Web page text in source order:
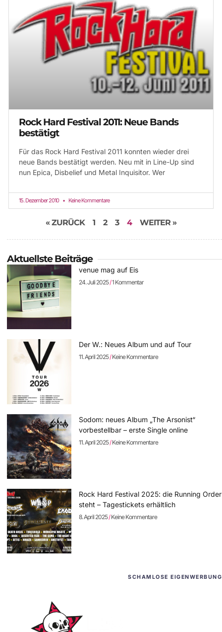
Rock Hard Festival 2011: Neue Bands
bestätigt
Für das Rock Hard Festival 2011 konnten wieder drei
neue Bands bestätigt werden. Neu mit in Line-Up sind
nun Epica, Disbelief und Metal Inquisitor. Wer
15. Dezember 2010 Keine Kommentare
« ZURÜCK 1 2 3 4 WEITER »
Aktuellste Beiträge
venue mag auf Eis
24. Juli 2025 1 Kommentar
Der W.: Neues Album und auf Tour
11. April 2025 Keine Kommentare
Sodom: neues Album „The Arsonist“
vorbestellbar – erste Single online
11. April 2025 Keine Kommentare
Rock Hard Festival 2025: die Running Order
steht – Tagestickets erhältlich
8. April 2025 Keine Kommentare
SCHAMLOSE EIGENWERBUNG